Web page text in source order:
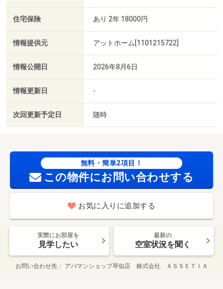
住宅保険 あり 2年 18000円
情報提供元 アットホーム[1101215722]
情報公開日 2026年8月6日
情報更新日 -
次回更新予定日 随時
無料・簡単2項目！
この物件にお問い合わせする
お気に入りに追加する
実際にお部屋を
見学したい
最新の
空室状況を聞く
お問い合わせ先 アパマンショップ琴似店 株式会社 ＡＳＳＥＴＩＡ